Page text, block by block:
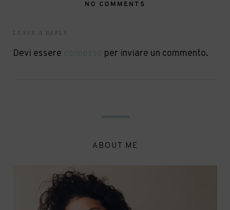
NO COMMENTS
LEAVE A REPLY
Devi essere per inviare un commento.
ABOUT ME